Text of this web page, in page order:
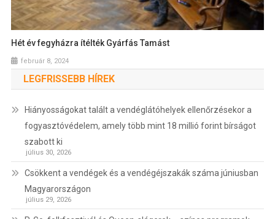
Hét év fegyházra ítélték Gyárfás Tamást
február 8, 2024
LEGFRISSEBB HÍREK
Hiányosságokat talált a vendéglátóhelyek ellenőrzésekor a
fogyasztóvédelem, amely több mint 18 millió forint bírságot
szabott ki
július 30, 2026
Csökkent a vendégek és a vendégéjszakák száma júniusban
Magyarországon
július 29, 2026